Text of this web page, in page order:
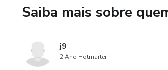
Saiba mais sobre
j9
2 Ano Hotmarter